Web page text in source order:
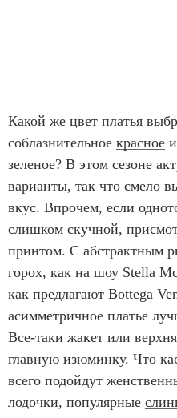
Какой же цвет платья
соблазнительное красное
зеленое? В этом сезоне
варианты, так что смело
вкус. Впрочем, если
слишком скучной,
принтом. С абстрактным
горох, как на шоу Stella
как предлагают Bottega
асимметричное платье
Все-таки жакет или
главную изюминку. Что
всего подойдут
лодочки, популярные